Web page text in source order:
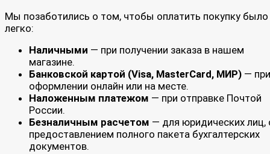
Мы позаботились о том, чтобы оплатить покупку было
легко:
Наличными — при получении заказа в нашем
магазине.
Банковской картой (Visa, MasterCard, МИР) — при
оформлении онлайн или на месте.
Наложенным платежом — при отправке Почтой
России.
Безналичным расчетом — для юридических лиц,
предоставлением полного пакета бухгалтерских
документов.